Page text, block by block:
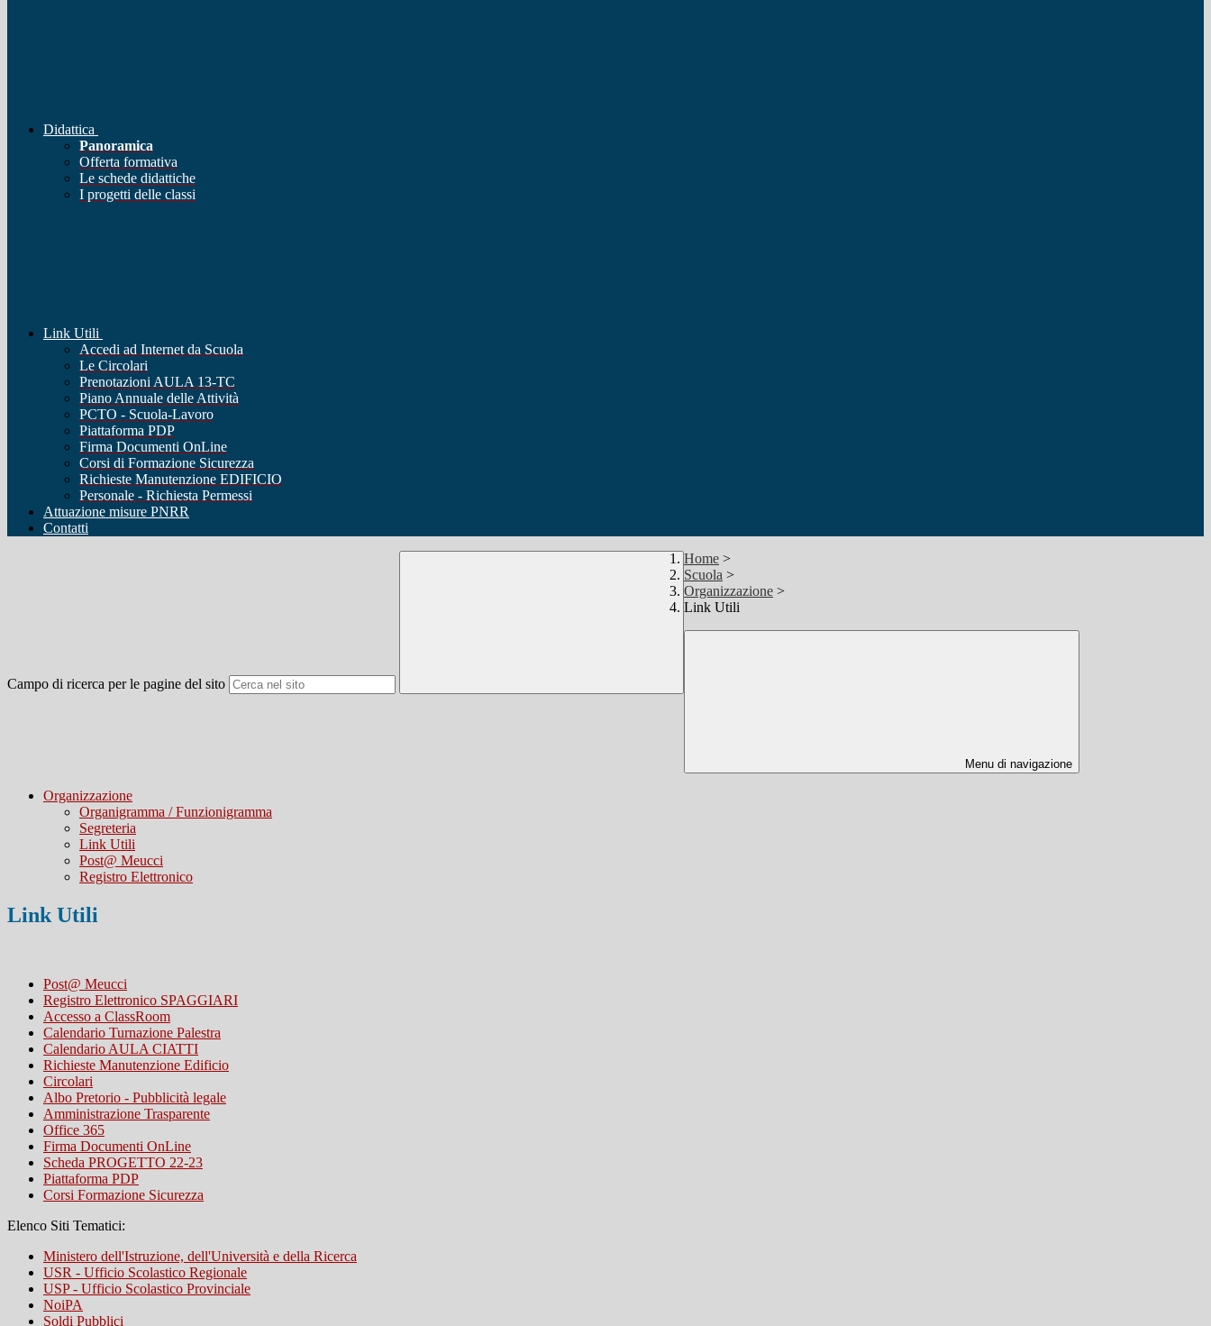
Didattica
Panoramica
Offerta formativa
Le schede didattiche
I progetti delle classi
Link Utili
Accedi ad Internet da Scuola
Le Circolari
Prenotazioni AULA 13-TC
Piano Annuale delle Attività
PCTO - Scuola-Lavoro
Piattaforma PDP
Firma Documenti OnLine
Corsi di Formazione Sicurezza
Richieste Manutenzione EDIFICIO
Personale - Richiesta Permessi
Attuazione misure PNRR
Contatti
Campo di ricerca per le pagine del sito
Home >
Scuola >
Organizzazione >
Link Utili
Menu di navigazione
Organizzazione
Organigramma / Funzionigramma
Segreteria
Link Utili
Post@ Meucci
Registro Elettronico
Link Utili
Post@ Meucci
Registro Elettronico SPAGGIARI
Accesso a ClassRoom
Calendario Turnazione Palestra
Calendario AULA CIATTI
Richieste Manutenzione Edificio
Circolari
Albo Pretorio - Pubblicità legale
Amministrazione Trasparente
Office 365
Firma Documenti OnLine
Scheda PROGETTO 22-23
Piattaforma PDP
Corsi Formazione Sicurezza
Elenco Siti Tematici:
Ministero dell'Istruzione, dell'Università e della Ricerca
USR - Ufficio Scolastico Regionale
USP - Ufficio Scolastico Provinciale
NoiPA
Soldi Pubblici